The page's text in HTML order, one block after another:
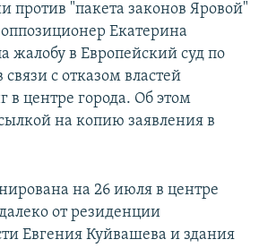
против "пакета законов Яровой"
Екатерина
жалобу в Европейский суд по
с отказом властей
в центре города. Об этом
на копию заявления в
на 26 июля в центре
от резиденции
Евгения Куйвашева и здания